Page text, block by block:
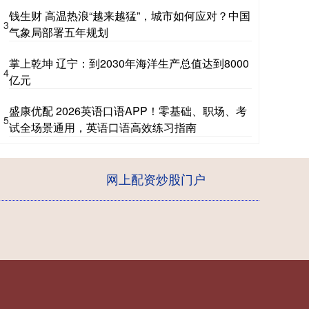
3
钱生财 高温热浪“越来越猛”，城市如何应对？中国
气象局部署五年规划
4
掌上乾坤 辽宁：到2030年海洋生产总值达到8000
亿元
5
盛康优配 2026英语口语APP！零基础、职场、考
试全场景通用，英语口语高效练习指南
网上配资炒股门户